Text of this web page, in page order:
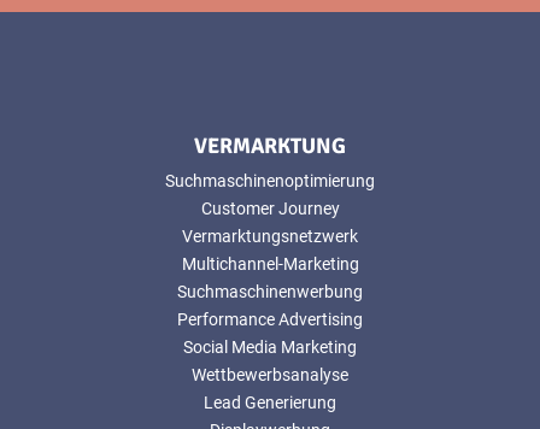
VERMARKTUNG
Suchmaschinenoptimierung
Customer Journey
Vermarktungsnetzwerk
Multichannel-Marketing
Suchmaschinenwerbung
Performance Advertising
Social Media Marketing
Wettbewerbsanalyse
Lead Generierung